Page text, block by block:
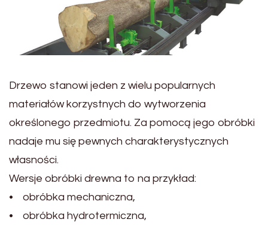
Drzewo stanowi jeden z wielu popularnych
materiałów korzystnych do wytworzenia
określonego przedmiotu. Za pomocą jego obróbki
nadaje mu się pewnych charakterystycznych
własności.
Wersje obróbki drewna to na przykład:
• obróbka mechaniczna,
• obróbka hydrotermiczna,